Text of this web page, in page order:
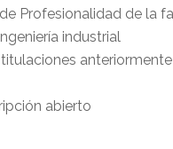
Profesionalidad de la
industrial
titulaciones
abierto